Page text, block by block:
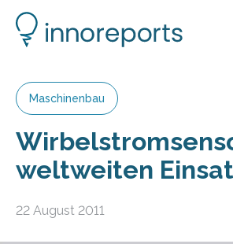
Maschinenbau
weltweiten
22 August 2011